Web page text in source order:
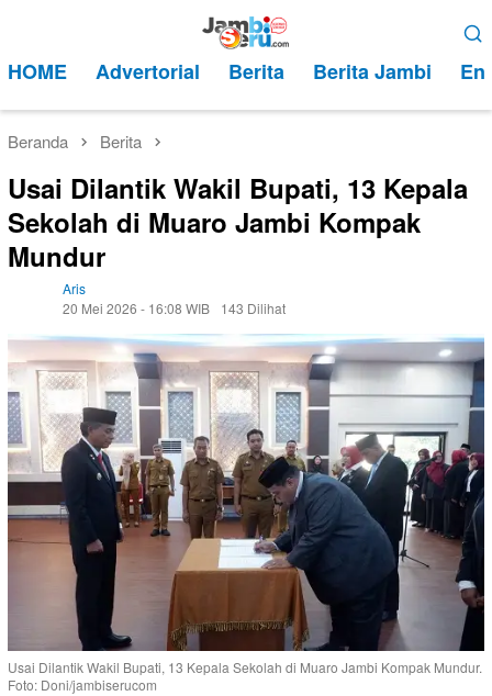
kontenMobile
HOME Advertorial Berita Berita Jambi
Beranda Berita
Usai Dilantik Wakil Bupati, 13 Kepala
Sekolah di Muaro Jambi Kompak
Mundur
Aris
20 Mei 2026 - 16:08 WIB
143 Dilihat
Usai Dilantik Wakil Bupati, 13 Kepala Sekolah di Muaro Jambi Kompak Mundur.
Foto: Doni/jambiserucom